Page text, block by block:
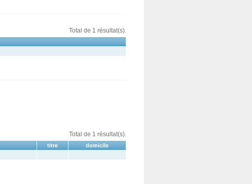
Total de 1 résultat(s).
Total de 1 résultat(s).
titre
domicile